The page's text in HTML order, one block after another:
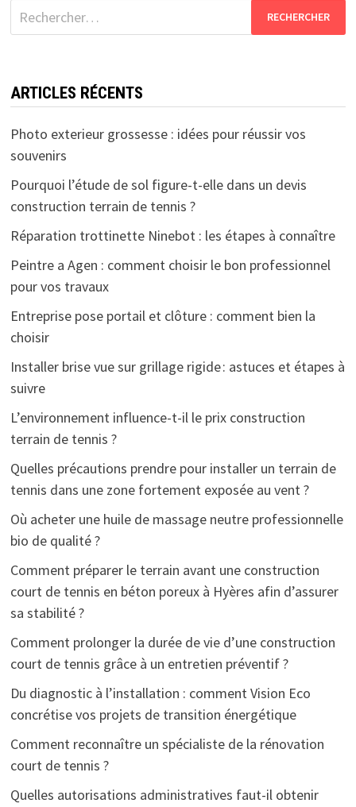
Rechercher :
ARTICLES RÉCENTS
Photo exterieur grossesse : idées pour réussir vos
souvenirs
Pourquoi l’étude de sol figure-t-elle dans un devis
construction terrain de tennis ?
Réparation trottinette Ninebot : les étapes à connaître
Peintre a Agen : comment choisir le bon professionnel
pour vos travaux
Entreprise pose portail et clôture : comment bien la
choisir
Installer brise vue sur grillage rigide : astuces et étapes à
suivre
L’environnement influence-t-il le prix construction
terrain de tennis ?
Quelles précautions prendre pour installer un terrain de
tennis dans une zone fortement exposée au vent ?
Où acheter une huile de massage neutre professionnelle
bio de qualité ?
Comment préparer le terrain avant une construction
court de tennis en béton poreux à Hyères afin d’assurer
sa stabilité ?
Comment prolonger la durée de vie d’une construction
court de tennis grâce à un entretien préventif ?
Du diagnostic à l’installation : comment Vision Eco
concrétise vos projets de transition énergétique
Comment reconnaître un spécialiste de la rénovation
court de tennis ?
Quelles autorisations administratives faut-il obtenir